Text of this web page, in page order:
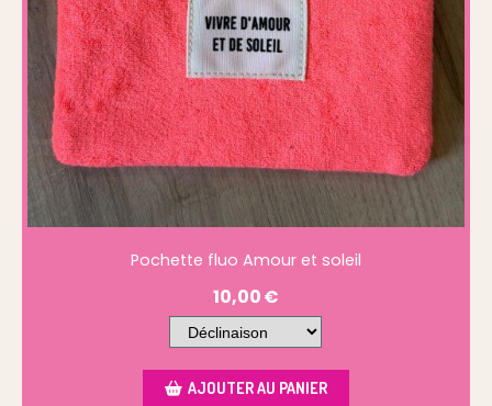
Pochette fluo Amour et soleil
10,00€
AJOUTER AU PANIER